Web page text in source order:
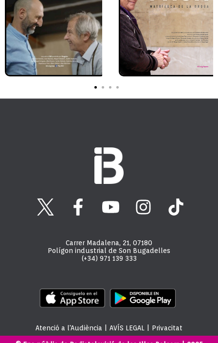
Carrer Madalena, 21, 07180
Polígon industrial de Son Bugadelles
(+34) 971 139 333
Atenció a l'Audiència AVÍS LEGAL Privacitat